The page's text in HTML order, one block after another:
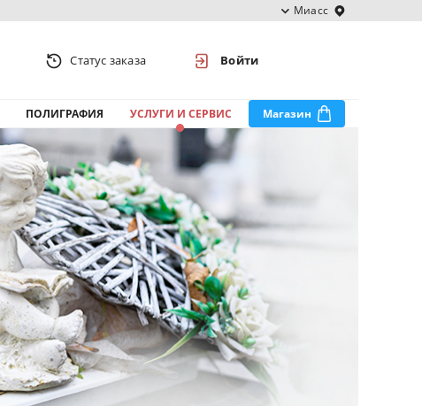
Миасс
Статус заказа Войти
ПОЛИГРАФИЯ УСЛУГИ И СЕРВИС Магазин